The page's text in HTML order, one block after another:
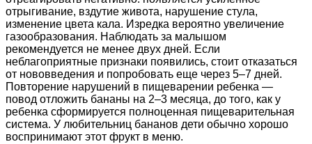
отрыгивание, вздутие живота, нарушение стула,
изменение цвета кала. Изредка вероятно увеличение
газообразования. Наблюдать за малышом
рекомендуется не менее двух дней. Если
неблагоприятные признаки появились, стоит отказаться
от нововведения и попробовать еще через 5–7 дней.
Повторение нарушений в пищеварении ребенка —
повод отложить бананы на 2–3 месяца, до того, как у
ребенка сформируется полноценная пищеварительная
система. У любительниц бананов дети обычно хорошо
воспринимают этот фрукт в меню.